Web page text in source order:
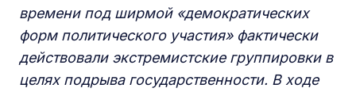
времени под ширмой «демократических
форм политического участия» фактически
действовали экстремистские группировки в
целях подрыва государственности. В ходе